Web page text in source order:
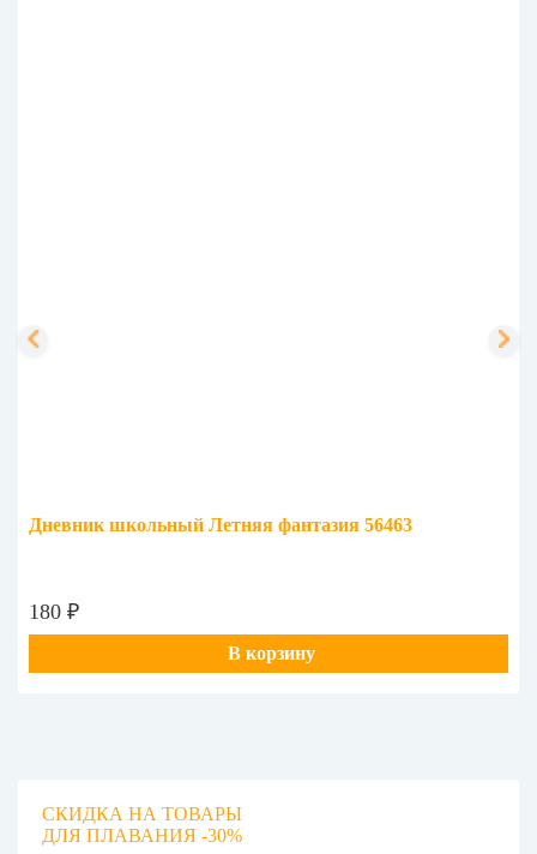
Дневник школьный Летняя фантазия 56463
180 ₽
В корзину
СКИДКА НА ТОВАРЫ
ДЛЯ ПЛАВАНИЯ -30%